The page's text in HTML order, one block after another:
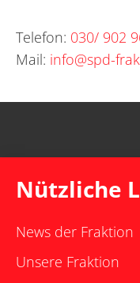
Telefon: 030/ 902
Mail: info@spd-
Nützliche
News der Fraktion
Unsere Fraktion